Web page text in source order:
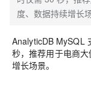
度、数据持续增长场
AnalyticDB MySQL
秒，推荐用于电商
增长场景。